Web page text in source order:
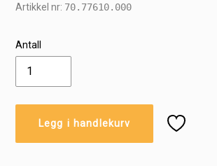
Artikkel nr: 70.77610.000
Antall
Legg i handlekurv